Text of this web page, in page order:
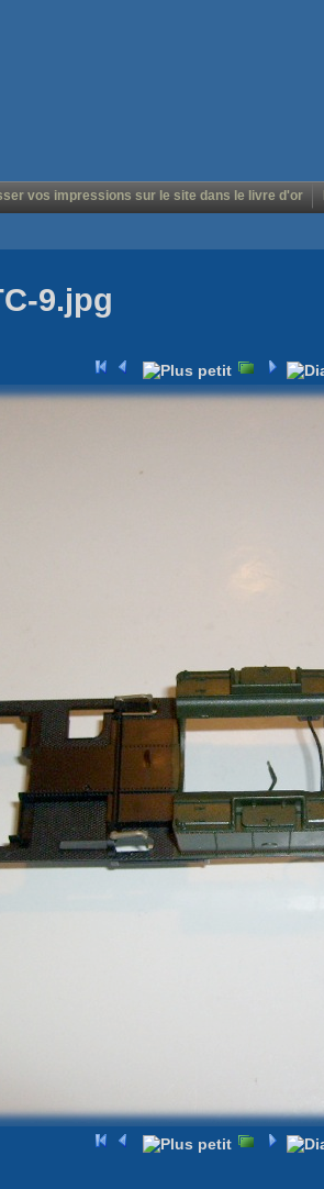
vos impressions sur le site dans le livre d'or
9.jpg